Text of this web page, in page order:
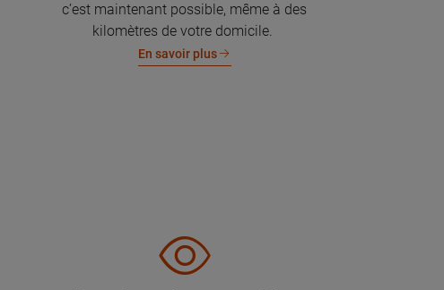
c’est maintenant possible, même à des
kilomètres de votre domicile.
En savoir plus